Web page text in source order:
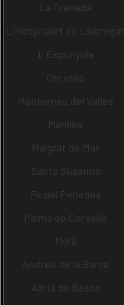
La Granada
L´Hospitalet de Llobregat
L´Espunyola
Cervelló
Montornès del Vallès
Manlleu
Malgrat de Mar
Santa Susanna
Fe del Penedès
Palma de Cervelló
Moià
Andreu de la Barca
Adrià de Besòs